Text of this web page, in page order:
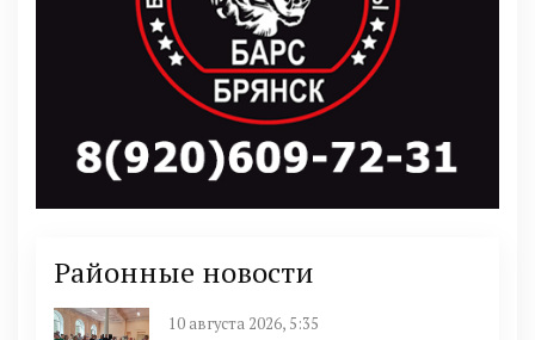
Районные новости
10 августа 2026, 5:35